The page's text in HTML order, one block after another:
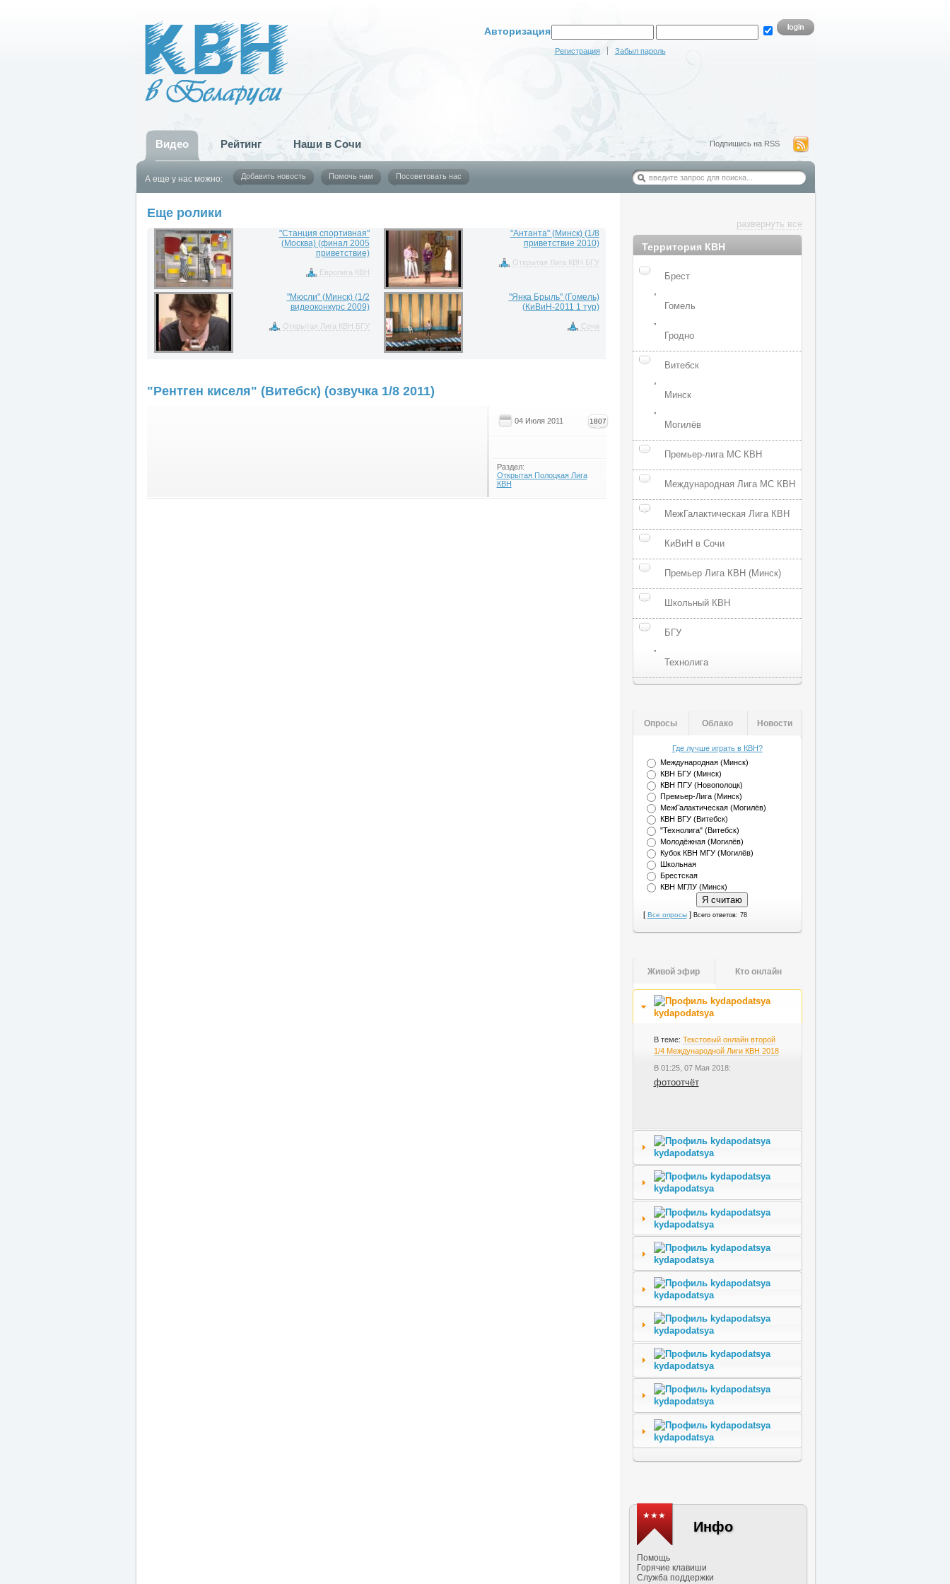
Авторизация
Регистрация Забыл пароль
Подпишись на RSS
Видео Рейтинг Наши в Сочи
А еще у нас можно: Добавить новость Помочь нам Посоветовать нас
Еще ролики
"Станция спортивная"
(Москва) (финал 2005
приветствие)
Евролига КВН
"Антанта" (Минск) (1/8
приветствие 2010)
Открытая Лига КВН БГУ
"Мюсли" (Минск) (1/2
видеоконкурс 2009)
Открытая Лига КВН БГУ
"Янка Брыль" (Гомель)
(КиВиН-2011 1 тур)
Сочи
"Рентген киселя" (Витебск) (озвучка 1/8 2011)
04 Июля 2011 1807
Раздел:
Открытая Полоцкая Лига
КВН
развернуть все
Территория КВН
Брест
,
Гомель
,
Гродно
Витебск
,
Минск
,
Могилёв
Премьер-лига МС КВН
Международная Лига МС КВН
МежГалактическая Лига КВН
КиВиН в Сочи
Премьер Лига КВН (Минск)
Школьный КВН
БГУ
,
Технолига
Опросы Облако Новости
Где лучше играть в КВН?
Международная (Минск)
КВН БГУ (Минск)
КВН ПГУ (Новополоцк)
Премьер-Лига (Минск)
МежГалактическая (Могилёв)
КВН ВГУ (Витебск)
"Технолига" (Витебск)
Молодёжная (Могилёв)
Кубок КВН МГУ (Могилёв)
Школьная
Брестская
КВН МГЛУ (Минск)
[ Все опросы] Всего ответов: 78
Живой эфир Кто онлайн
kydapodatsya
В теме: Текстовый онлайн второй
1/4 Международной Лиги КВН 2018
В 01:25, 07 Мая 2018:
фотоотчёт
kydapodatsya
kydapodatsya
kydapodatsya
kydapodatsya
kydapodatsya
kydapodatsya
kydapodatsya
kydapodatsya
kydapodatsya
★★★
Инфо
Помощь
Горячие клавиши
Служба поддержки